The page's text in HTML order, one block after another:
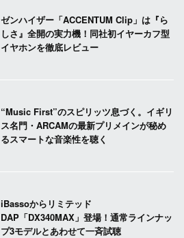
ゼンハイザー「ACCENTUM Clip」は『ら
しさ』全開の実力機！同社初イヤーカフ型
イヤホンを徹底レビュー
“Music First”のスピリッツ息づく。イギリ
ス名門・ARCAMの最新プリメインが秘め
るスマートな音楽性を聴く
iBassoからリミテッド
DAP「DX340MAX」登場！通常ラインナッ
プ3モデルとあわせて一斉試聴